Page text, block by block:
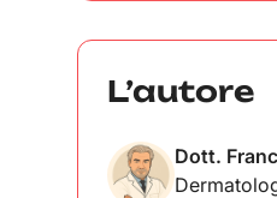
L’autore
Dott.